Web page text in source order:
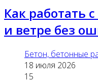
Как работать
и ветре без
Бетон, бетонные
18 июля 2026
15